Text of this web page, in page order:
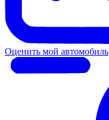
Оценить мой автомобиль